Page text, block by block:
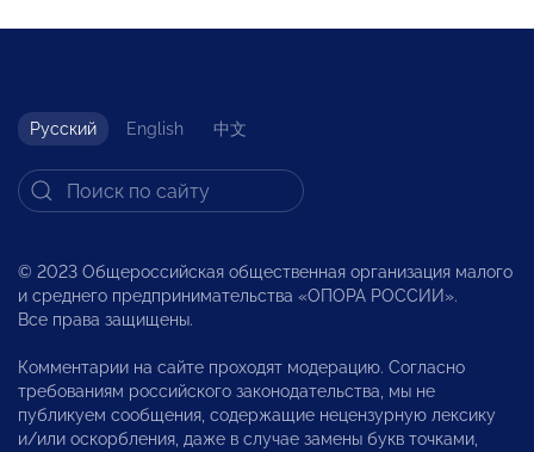
Русский English 中文
© 2023 Общероссийская общественная организация малого
и среднего предпринимательства «ОПОРА РОССИИ».
Все права защищены.
Комментарии на сайте проходят модерацию. Согласно
требованиям российского законодательства, мы не
публикуем сообщения, содержащие нецензурную лексику
и/или оскорбления, даже в случае замены букв точками,